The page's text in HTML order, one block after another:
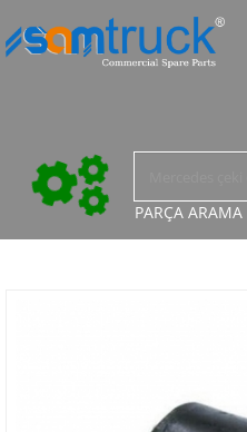
PARÇA ARAMA